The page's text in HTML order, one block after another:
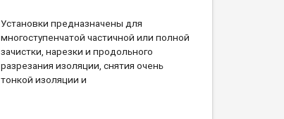
Установки предназначены для
многоступенчатой частичной или полной
зачистки, нарезки и продольного
разрезания изоляции, снятия очень
тонкой изоляции и